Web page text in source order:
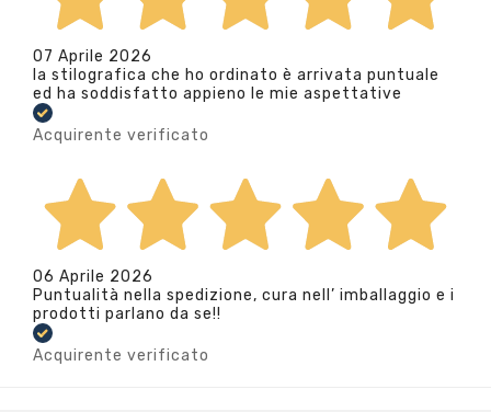
07 Aprile 2026
la stilografica che ho ordinato è arrivata puntuale
ed ha soddisfatto appieno le mie aspettative
Acquirente verificato
06 Aprile 2026
Puntualità nella spedizione, cura nell’ imballaggio e i
prodotti parlano da se!!
Acquirente verificato